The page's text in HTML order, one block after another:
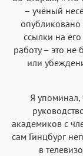
– учёный
опубликовано
ссылки на
работу – это
или
Я упоминал,
академиков с
сам Гинцбург
в